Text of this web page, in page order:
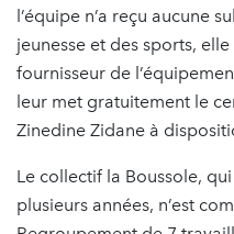
l’équipe n’a reçu aucune
jeunesse et des sports,
fournisseur de
leur met gratuitement le
Zinedine Zidane à
Le collectif la Boussole,
plusieurs années, n’est